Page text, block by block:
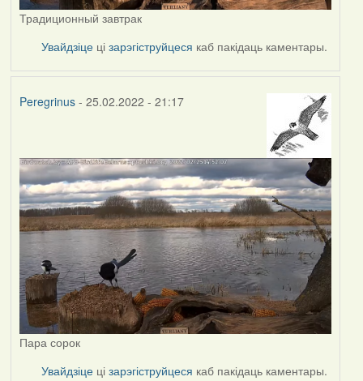
Традиционный завтрак
Увайдзіце цізарэгіструйцеся каб пакідаць каментары.
Peregrinus- 25.02.2022 - 21:17
Пара сорок
Увайдзіце цізарэгіструйцеся каб пакідаць каментары.